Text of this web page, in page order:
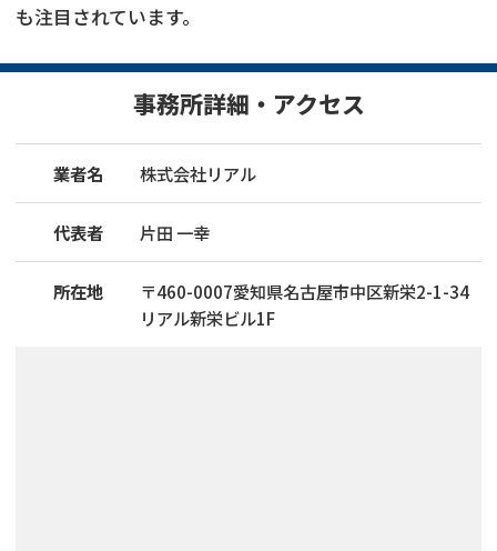
も注目されています。
事務所詳細・アクセス
業者名 株式会社リアル
代表者 片田 一幸
所在地 〒460-0007愛知県名古屋市中区新栄2-1-34
リアル新栄ビル1F